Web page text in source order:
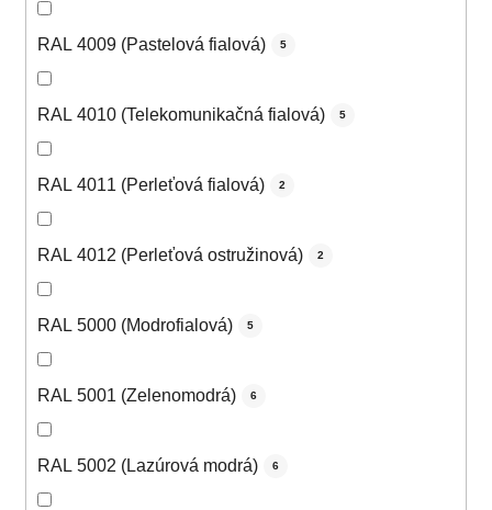
RAL 4009 (Pastelová fialová) 5
RAL 4010 (Telekomunikačná fialová) 5
RAL 4011 (Perleťová fialová) 2
RAL 4012 (Perleťová ostružinová) 2
RAL 5000 (Modrofialová) 5
RAL 5001 (Zelenomodrá) 6
RAL 5002 (Lazúrová modrá) 6